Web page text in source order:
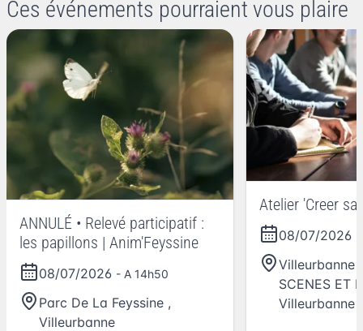
Ces événements pourraient vous plaire
ANNULÉ • Relevé participatif :
les papillons | Anim'Feyssine
08/07/2026 - A 14h50
Parc De La Feyssine ,
Villeurbanne
Atelier 'Creer sa
08/07/2026
Villeurbanne
SCENES ET
Villeurbanne